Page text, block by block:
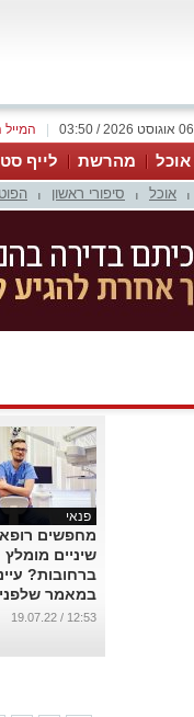
06 אוגוסט 2026 / 03:50
אוכל מהרשת לייף
אוכל סיפורי ראשון
פנאי
מחפשים רופא
שיניים מומלץ
ברחובות?
במאמר
...
12:53 / 19.07.22